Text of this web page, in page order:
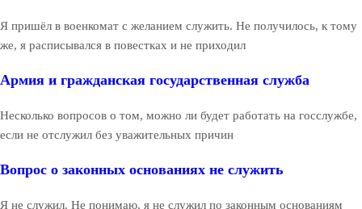
Я пришёл в военкомат с желанием служить. Не получилось, к тому
же, я расписывался в повестках и не приходил
Армия и гражданская государственная служба
Несколько вопросов о том, можно ли будет работать на госслужбе,
если не отслужил без уважительных причин
Вопрос о законных основаниях не служить
Я не служил. Не понимаю, я не служил по законным основаниям